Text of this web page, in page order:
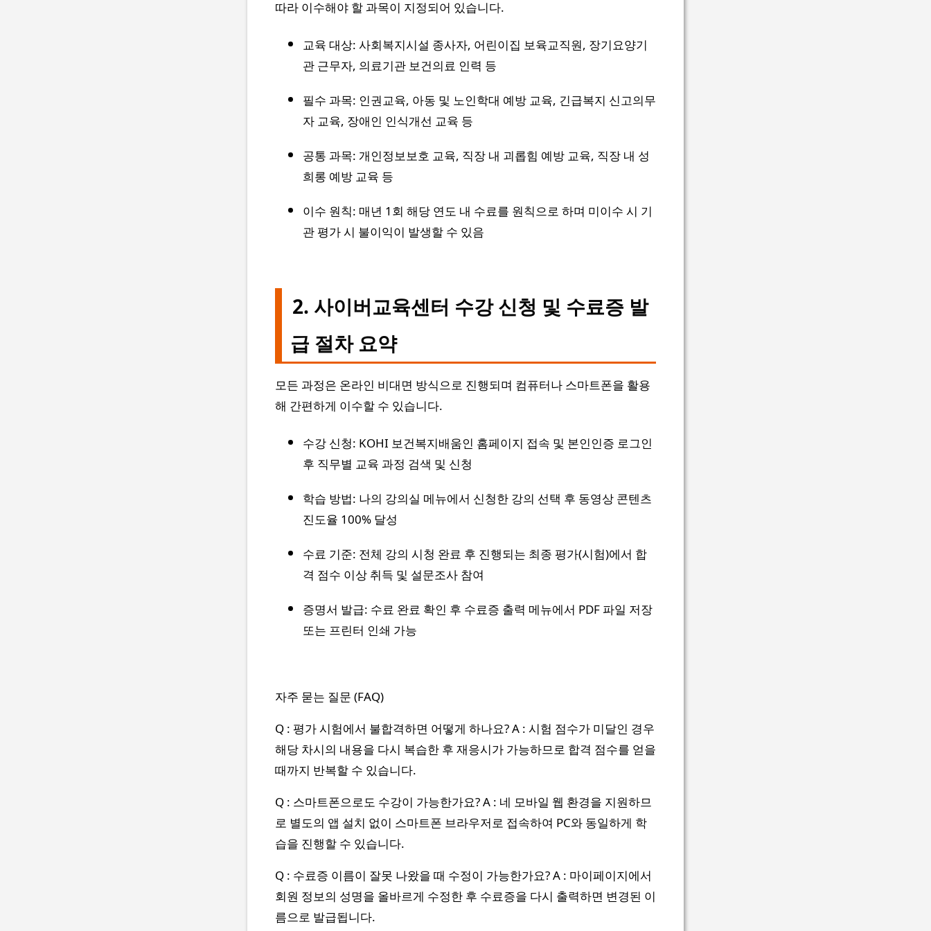
따라 이수해야 할 과목이 지정되어 있습니다.
교육 대상: 사회복지시설 종사자, 어린이집 보육교직원, 장기요양기
관 근무자, 의료기관 보건의료 인력 등
필수 과목: 인권교육, 아동 및 노인학대 예방 교육, 긴급복지 신고의무
자 교육, 장애인 인식개선 교육 등
공통 과목: 개인정보보호 교육, 직장 내 괴롭힘 예방 교육, 직장 내 성
희롱 예방 교육 등
이수 원칙: 매년 1회 해당 연도 내 수료를 원칙으로 하며 미이수 시 기
관 평가 시 불이익이 발생할 수 있음
2. 사이버교육센터 수강 신청 및 수료증 발
급 절차 요약
모든 과정은 온라인 비대면 방식으로 진행되며 컴퓨터나 스마트폰을 활용
해 간편하게 이수할 수 있습니다.
수강 신청: KOHI 보건복지배움인 홈페이지 접속 및 본인인증 로그인
후 직무별 교육 과정 검색 및 신청
학습 방법: 나의 강의실 메뉴에서 신청한 강의 선택 후 동영상 콘텐츠
진도율 100% 달성
수료 기준: 전체 강의 시청 완료 후 진행되는 최종 평가(시험)에서 합
격 점수 이상 취득 및 설문조사 참여
증명서 발급: 수료 완료 확인 후 수료증 출력 메뉴에서 PDF 파일 저장
또는 프린터 인쇄 가능
자주 묻는 질문 (FAQ)
Q : 평가 시험에서 불합격하면 어떻게 하나요? A : 시험 점수가 미달인 경우
해당 차시의 내용을 다시 복습한 후 재응시가 가능하므로 합격 점수를 얻을
때까지 반복할 수 있습니다.
Q : 스마트폰으로도 수강이 가능한가요? A : 네 모바일 웹 환경을 지원하므
로 별도의 앱 설치 없이 스마트폰 브라우저로 접속하여 PC와 동일하게 학
습을 진행할 수 있습니다.
Q : 수료증 이름이 잘못 나왔을 때 수정이 가능한가요? A : 마이페이지에서
회원 정보의 성명을 올바르게 수정한 후 수료증을 다시 출력하면 변경된 이
름으로 발급됩니다.